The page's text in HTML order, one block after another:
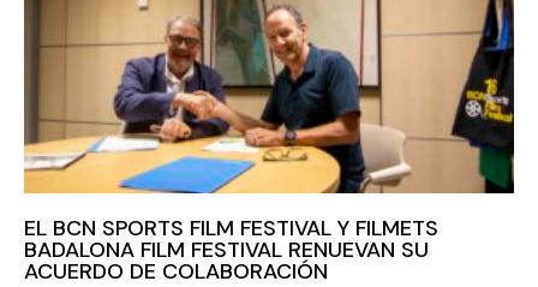
EL BCN SPORTS FILM FESTIVAL Y FILMETS
BADALONA FILM FESTIVAL RENUEVAN SU
ACUERDO DE COLABORACIÓN